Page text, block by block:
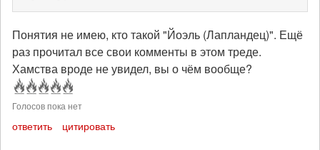
Понятия не имею, кто такой "Йоэль (Лапландец)". Ещё
раз прочитал все свои комменты в этом треде.
Хамства вроде не увидел, вы о чём вообще?
Голосов пока нет
ответить цитировать